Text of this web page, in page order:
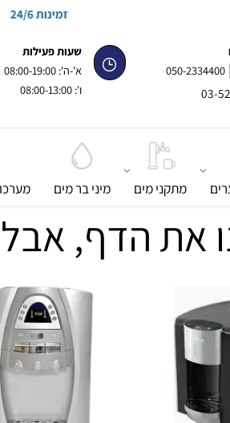
זמינות 24/6
050-
שעות פעילות
א'-ה': 08:00-19:00
מתקני מים מיני בר מים מערכות
את הדף, אבל